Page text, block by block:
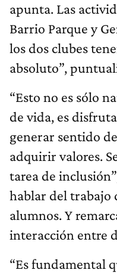
apunta. Las
Barrio Parque y
los dos clubes
absoluto”,
“Esto no es sólo
de vida, es
generar sentido
adquirir valores.
tarea de
hablar del trabajo
alumnos. Y
interacción entre
“Es fundamental